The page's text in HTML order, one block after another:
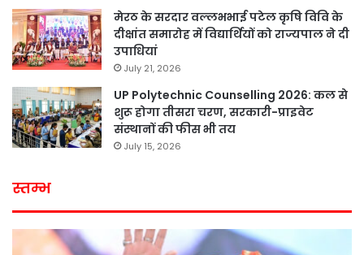
मेरठ के सरदार वल्लभभाई पटेल कृषि विवि के
दीक्षांत समारोह में विद्यार्थियों को राज्यपाल ने दी
उपाधियां
July 21, 2026
UP Polytechnic Counselling 2026: कल से
शुरू होगा तीसरा चरण, सरकारी-प्राइवेट
संस्थानों की फीस भी तय
July 15, 2026
स्तम्भ